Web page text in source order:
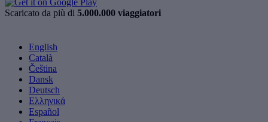
Scaricato da più di 5.000.000 viaggiatori
English
Català
Čeština
Dansk
Deutsch
Ελληνικά
Español